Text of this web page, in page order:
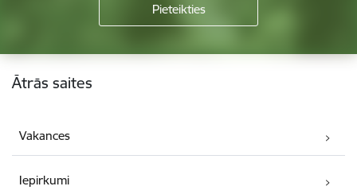
Kājene
Ātrās saites
Vakances
Iepirkumi